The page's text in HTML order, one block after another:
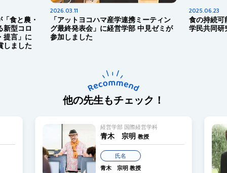
「アットヨコハマ産学連携ミーティン
グ最終発表会」に経営学部 中見ゼミが
参加しました
食の持続可能性×食の
学民共同研究プロジェ
他の先生もチェック！
経営学部 国際経営学科
青木 宗明教授
氏名
青木 宗明教授